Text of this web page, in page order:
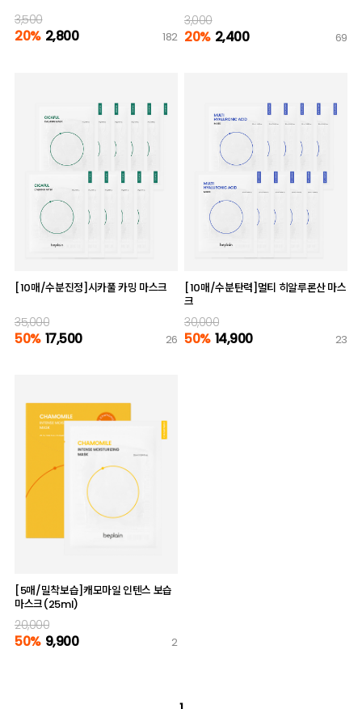
3,500
20% 2,800 182
3,000
20% 2,400 69
[10매/수분진정]시카풀 카밍 마스크
35,000
50% 17,500 26
[10매/수분탄력]멀티 히알루론산 마스
크
30,000
50% 14,900 23
[5매/밀착보습]캐모마일 인텐스 보습
마스크(25ml)
20,000
50% 9,900 2